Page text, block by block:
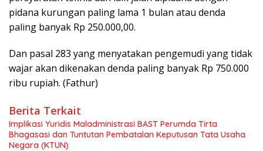
pidana kurungan paling lama 1 bulan atau denda
paling banyak Rp 250.000,00.
Dan pasal 283 yang menyatakan pengemudi yang tidak
wajar akan dikenakan denda paling banyak Rp 750.000
ribu rupiah. (Fathur)
Berita Terkait
Implikasi Yuridis Maladministrasi BAST Perumda Tirta
Bhagasasi dan Tuntutan Pembatalan Keputusan Tata Usaha
Negara (KTUN)